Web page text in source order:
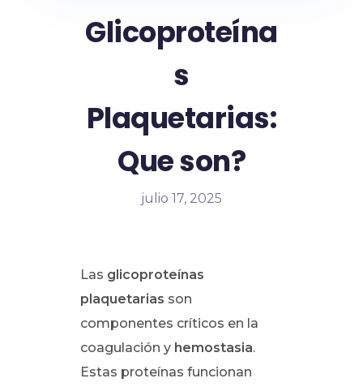
Glicoproteína
s
Plaquetarias:
Que son?
julio 17, 2025
Las glicoproteínas
plaquetarias son
componentes críticos en la
coagulación y hemostasia.
Estas proteínas funcionan